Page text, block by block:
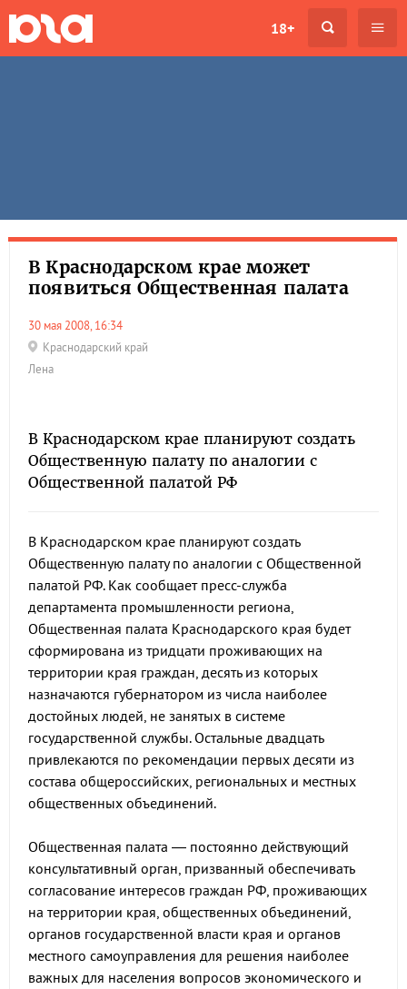
18+
В Краснодарском крае может
появиться Общественная палата
30 мая 2008, 16:34
Краснодарский край
Лена
В Краснодарском крае планируют создать
Общественную палату по аналогии с
Общественной палатой РФ
В Краснодарском крае планируют создать
Общественную палату по аналогии с Общественной
палатой РФ. Как сообщает пресс-служба
департамента промышленности региона,
Общественная палата Краснодарского края будет
сформирована из тридцати проживающих на
территории края граждан, десять из которых
назначаются губернатором из числа наиболее
достойных людей, не занятых в системе
государственной службы. Остальные двадцать
привлекаются по рекомендации первых десяти из
состава общероссийских, региональных и местных
общественных объединений.
Общественная палата — постоянно действующий
консультативный орган, призванный обеспечивать
согласование интересов граждан РФ, проживающих
на территории края, общественных объединений,
органов государственной власти края и органов
местного самоуправления для решения наиболее
важных для населения вопросов экономического и